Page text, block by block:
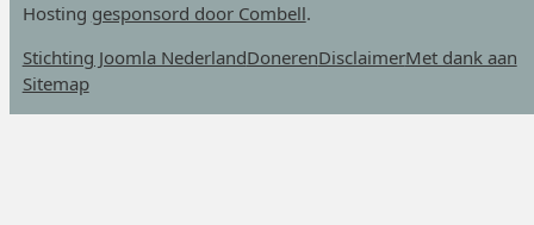
Hosting gesponsord door Combell.
Stichting Joomla NederlandDonerenDisclaimerMet dank aan
Sitemap